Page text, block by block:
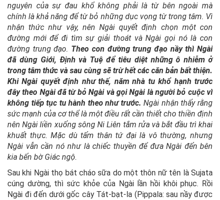
nguyên của sự đau khổ không phải là từ bên ngoài mà
chính là khả năng để từ bỏ những dục vọng từ trong tâm. Vì
nhận thức như vậy, nên Ngài quyết định chọn một con
đường mới để đi tìm sự giải thoát và Ngài gọi nó là con
đường trung đạo. Theo con đường trung đạo nầy thì Ngài
đã dùng Giới, Định và Tuệ để tiêu diệt những ô nhiễm ở
trong tâm thức và sau cùng sẽ trừ hết các căn bản bất thiện.
Khi Ngài quyết định như thế, năm nhà tu khổ hạnh trước
đây theo Ngài đã từ bỏ Ngài và gọi Ngài là người bỏ cuộc vì
không tiếp tục tu hành theo như trước. Ngài nhận thấy rằng
sức mạnh của cơ thể là một điều rất cần thiết cho thiền định
nên Ngài liền xuống sông Ni Liên tắm rửa và bắt đầu trì khai
khuất thực. Mặc dù tấm thân tứ đại là vô thường, nhưng
Ngài vẫn cần nó như là chiếc thuyền để đưa Ngài đến bên
kia bến bờ Giác ngộ.
Sau khi Ngài thọ bát cháo sữa do một thôn nữ tên là Sujata
cúng dường, thì sức khỏe của Ngài lần hồi khôi phục. Rồi
Ngài đi đến dưới gốc cây Tát-bạt-la (Pippala: sau nầy được